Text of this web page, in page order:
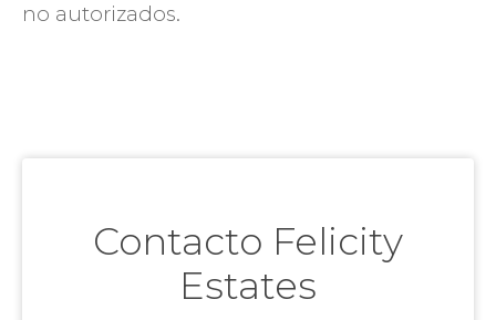
no autorizados.
Contacto Felicity
Estates